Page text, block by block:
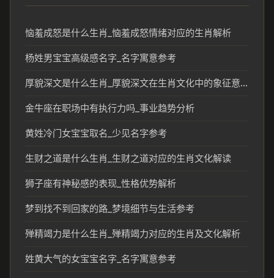
恼羞成怒是什么生肖_恼羞成怒情绪对应的生肖解析
杨姓男宝宝高级感名字_名字寓意参考
厚貌深文是什么生肖_厚貌深文在生肖文化中的象征意义
金牛座在职场中有执行力吗_事业趋势分析
黄姓冷门女宝宝取名_少见名字参考
生财之道是什么生肖_生财之道对应的生肖文化解读
狮子座有神秘感的表现_性格优势解析
梦到找不到回家的路_梦境细节与生活参考
殚精竭力是什么生肖_殚精竭力对应的生肖及文化解析
姓黄大气的女宝宝名字_名字寓意参考